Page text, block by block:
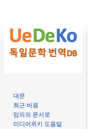
대문
최근 바뀜
임의의 문서로
미디어위키 도움말